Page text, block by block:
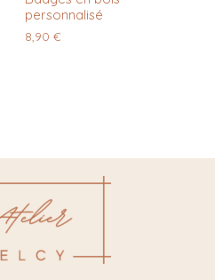
personnalisé
8,90 €